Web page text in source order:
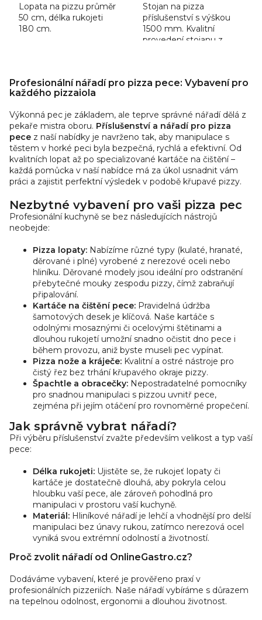
Lopata na pizzu průměr
50 cm, délka rukojeti
180 cm.
Stojan na pizza
příslušenství s výškou
1500 mm. Kvalitní
provedení stojanu z
příslušenství.
v
l
d
a
c
í
p
r
k
y
ý
p
i
s
Profesionální nářadí pro pizza pece: Vybavení pro
každého pizzaiola
Výkonná pec je základem, ale teprve správné nářadí dělá z
pekaře mistra oboru. Příslušenství a nářadí pro pizza
pece z naší nabídky je navrženo tak, aby manipulace s
těstem v horké peci byla bezpečná, rychlá a efektivní. Od
kvalitních lopat až po specializované kartáče na čištění –
každá pomůcka v naší nabídce má za úkol usnadnit vám
práci a zajistit perfektní výsledek v podobě křupavé pizzy.
Nezbytné vybavení pro vaši pizza pec
Profesionální kuchyně se bez následujících nástrojů
neobejde:
Pizza lopaty: Nabízíme různé typy (kulaté, hranaté,
děrované i plné) vyrobené z nerezové oceli nebo
hliníku. Děrované modely jsou ideální pro odstranění
přebytečné mouky zespodu pizzy, čímž zabraňují
připalování.
Kartáče na čištění pece: Pravidelná údržba
šamotových desek je klíčová. Naše kartáče s
odolnými mosaznými či ocelovými štětinami a
dlouhou rukojetí umožní snadno očistit dno pece i
během provozu, aniž byste museli pec vypínat.
Pizza nože a kráječe: Kvalitní a ostré nástroje pro
čistý řez bez trhání křupavého okraje pizzy.
Špachtle a obracečky: Nepostradatelné pomocníky
pro snadnou manipulaci s pizzou uvnitř pece,
zejména při jejím otáčení pro rovnoměrné propečení.
Jak správně vybrat nářadí?
Při výběru příslušenství zvažte především velikost a typ vaší
pece:
Délka rukojeti: Ujistěte se, že rukojeť lopaty či
kartáče je dostatečně dlouhá, aby pokryla celou
hloubku vaší pece, ale zároveň pohodlná pro
manipulaci v prostoru vaší kuchyně.
Materiál: Hliníkové nářadí je lehčí a vhodnější pro delší
manipulaci bez únavy rukou, zatímco nerezová ocel
vyniká svou extrémní odolností a životností.
Proč zvolit nářadí od OnlineGastro.cz?
Dodáváme vybavení, které je prověřeno praxí v
profesionálních pizzeriích. Naše nářadí vybíráme s důrazem
na tepelnou odolnost, ergonomii a dlouhou životnost.